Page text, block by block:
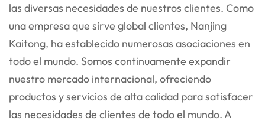
las diversas necesidades de nuestros clientes. Como
una empresa que sirve global clientes, Nanjing
Kaitong, ha establecido numerosas asociaciones en
todo el mundo. Somos continuamente expandir
nuestro mercado internacional, ofreciendo
productos y servicios de alta calidad para satisfacer
las necesidades de clientes de todo el mundo. A